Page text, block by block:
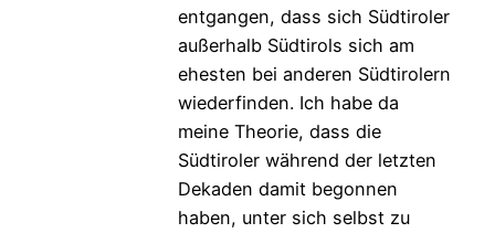
entgangen, dass sich Südtiroler
außerhalb Südtirols sich am
ehesten bei anderen Südtirolern
wiederfinden. Ich habe da
meine Theorie, dass die
Südtiroler während der letzten
Dekaden damit begonnen
haben, unter sich selbst zu